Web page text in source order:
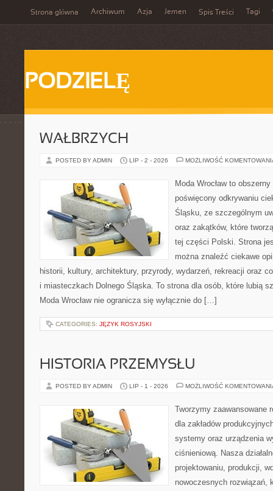
Strona główna Archiwum Azja Jemen Spis Treści Tagi
PODZIELĘ
WAŁBRZYCH
POSTED BY ADMIN LIP - 2 - 2026 MOŻLIWOŚĆ
Moda Wrocław to
poświęcony odkrywaniu
Śląsku, ze szczególnym
oraz zakątków, które
tej części Polski. Strona
można znaleźć ciekawe
historii, kultury, architektury, przyrody, wydarzeń, rekreacji oraz
i miasteczkach Dolnego Śląska. To strona dla osób, które lubią
Moda Wrocław nie ogranicza się wyłącznie do […]
CATEGORIES: JĘZYK ROSYJSKI
HISTORIA PRZEMYSŁU
POSTED BY ADMIN LIP - 1 - 2026 MOŻLIWOŚĆ
Tworzymy zaawansowane
dla zakładów
systemy oraz urządzenia
ciśnieniową. Nasza
projektowaniu, produkcji,
nowoczesnych rozwiązań,